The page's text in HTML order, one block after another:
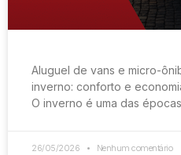
Aluguel de vans e micro-
inverno: conforto e
O inverno é uma das
26/05/2026 Nenhum comentário